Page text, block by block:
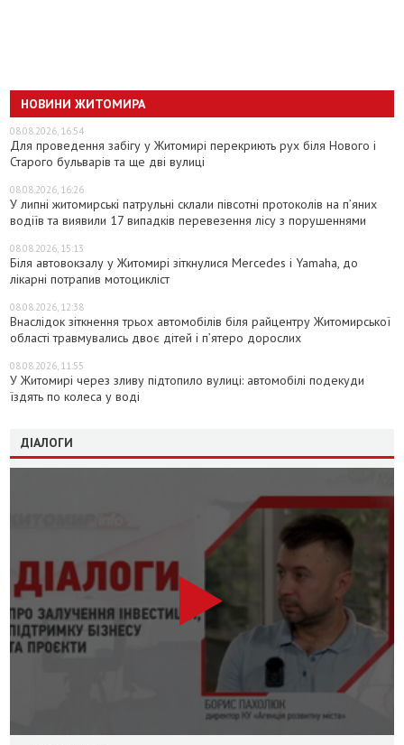
НОВИНИ ЖИТОМИРА
08.08.2026, 16:54
Для проведення забігу у Житомирі перекриють рух біля Нового і
Старого бульварів та ще дві вулиці
08.08.2026, 16:26
У липні житомирські патрульні склали півсотні протоколів на пʼяних
водіїв та виявили 17 випадків перевезення лісу з порушеннями
08.08.2026, 15:13
Біля автовокзалу у Житомирі зіткнулися Mercedes і Yamaha, до
лікарні потрапив мотоцикліст
08.08.2026, 12:38
Внаслідок зіткнення трьох автомобілів біля райцентру Житомирської
області травмувались двоє дітей і пʼятеро дорослих
08.08.2026, 11:55
У Житомирі через зливу підтопило вулиці: автомобілі подекуди
їздять по колеса у воді
ДІАЛОГИ